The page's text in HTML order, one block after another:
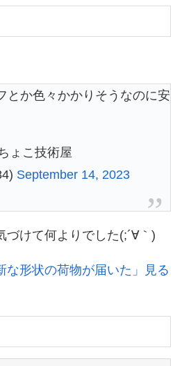
とか色々かかりそうなのに安
ょこ技術屋
September 14, 2023
づけて何よりでした(;´∀｀)
な形状の荷物が届いた」見る